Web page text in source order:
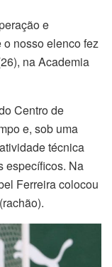
e
nosso elenco fez
na Academia
Centro de
e, sob uma
técnica
específicos. Na
Ferreira colocou